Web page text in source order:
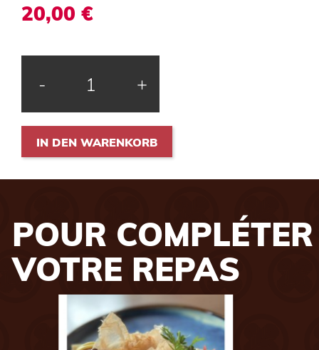
20,00 €
- +
IN DEN WARENKORB
POUR COMPLÉTER
VOTRE REPAS